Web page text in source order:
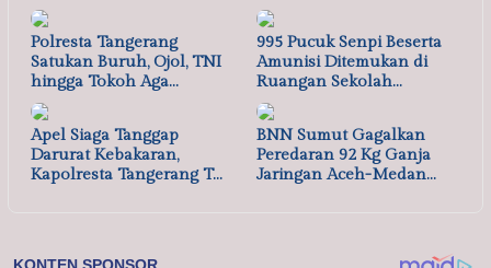
Polresta Tangerang
Satukan Buruh, Ojol, TNI
hingga Tokoh Aga…
995 Pucuk Senpi Beserta
Amunisi Ditemukan di
Ruangan Sekolah…
Apel Siaga Tanggap
Darurat Kebakaran,
Kapolresta Tangerang T…
BNN Sumut Gagalkan
Peredaran 92 Kg Ganja
Jaringan Aceh-Medan…